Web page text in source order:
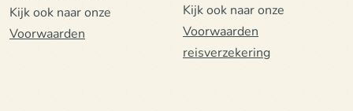
Kijk ook naar onze
Voorwaarden
Kijk ook naar onze
Voorwaarden
reisverzekering